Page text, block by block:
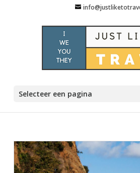
Selecteer een pagina